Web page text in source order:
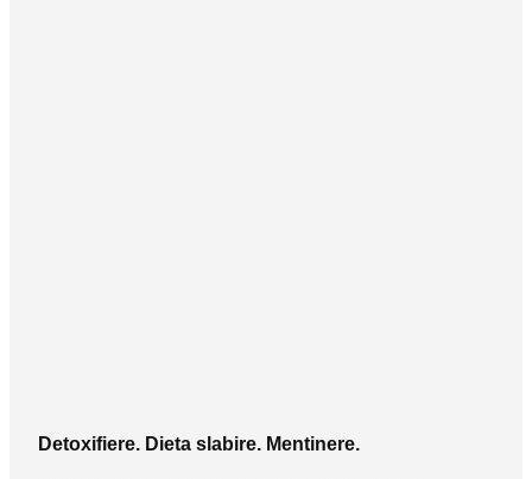
Detoxifiere. Dieta slabire. Mentinere.